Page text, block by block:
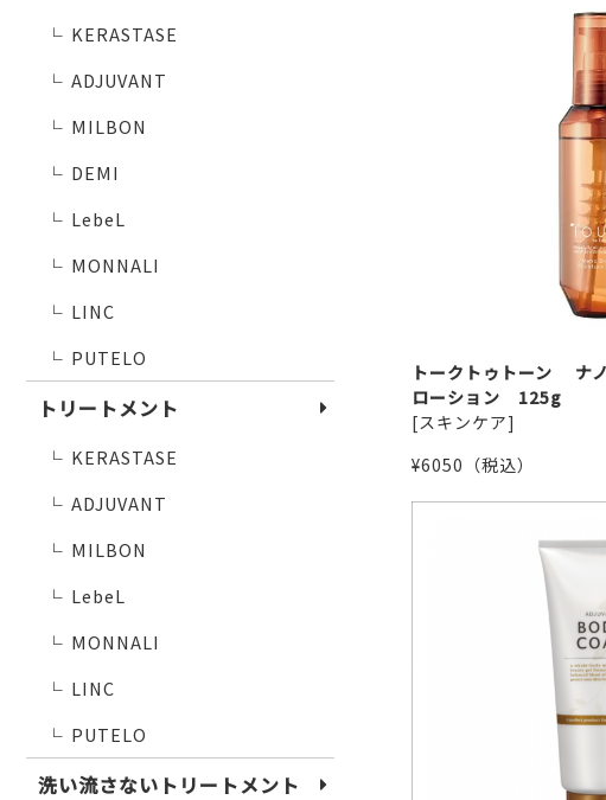
└ KERASTASE
└ ADJUVANT
└ MILBON
└ DEMI
└ LebeL
└ MONNALI
└ LINC
└ PUTELO
トリートメント
└ KERASTASE
└ ADJUVANT
└ MILBON
└ LebeL
└ MONNALI
└ LINC
└ PUTELO
洗い流さないトリートメント